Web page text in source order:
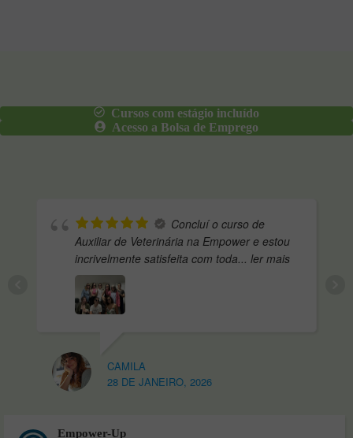
Cursos com estágio incluído
Acesso a Bolsa de Emprego
Concluí o curso de
Auxiliar de Veterinária na Empower e estou
incrivelmente satisfeita com toda... ler mais
CAMILA
28 DE JANEIRO, 2026
Empower-Up